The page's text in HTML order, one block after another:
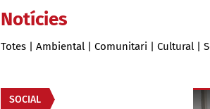
Notícies
Totes | Ambiental | Comunitari | Cultural |
Àmbit de la notícia
SOCIAL